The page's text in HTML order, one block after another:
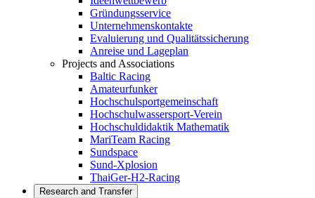
Gründungsservice
Unternehmenskontakte
Evaluierung und Qualitätssicherung
Anreise und Lageplan
Projects and Associations
Baltic Racing
Amateurfunker
Hochschulsportgemeinschaft
Hochschulwassersport-Verein
Hochschuldidaktik Mathematik
MariTeam Racing
Sundspace
Sund-Xplosion
ThaiGer-H2-Racing
Research and Transfer